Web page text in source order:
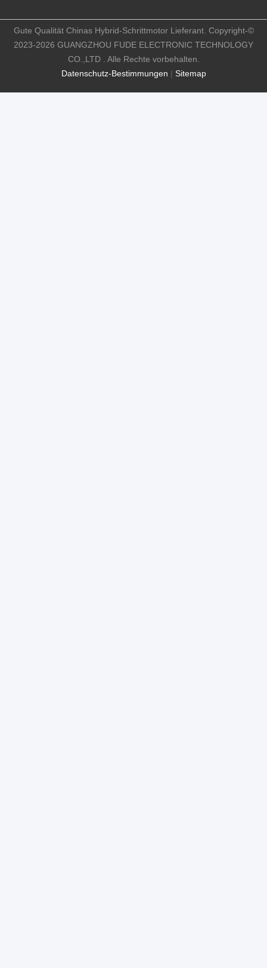
Datenschutz-Bestimmungen | Sitemap
Gute Qualität Chinas Hybrid-Schrittmotor Lieferant. Copyright-©
2023-2026 GUANGZHOU FUDE ELECTRONIC TECHNOLOGY
CO.,LTD . Alle Rechte vorbehalten.